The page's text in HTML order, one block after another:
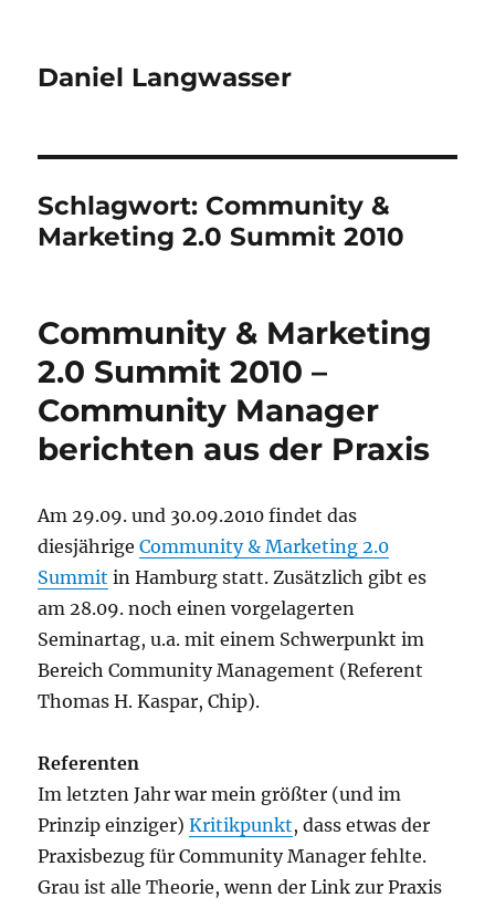
Daniel Langwasser
Schlagwort: Community &
Marketing 2.0 Summit 2010
Community & Marketing
2.0 Summit 2010 –
Community Manager
berichten aus der Praxis
Am 29.09. und 30.09.2010 findet das
diesjährigeCommunity & Marketing 2.0
Summit in Hamburg statt. Zusätzlich gibt es
am 28.09. noch einen vorgelagerten
Seminartag, u.a. mit einem Schwerpunkt im
Bereich Community Management (Referent
Thomas H. Kaspar, Chip).
Referenten
Im letzten Jahr war mein größter (und im
Prinzip einziger)Kritikpunkt, dass etwas der
Praxisbezug für Community Manager fehlte.
Grau ist alle Theorie, wenn der Link zur Praxis